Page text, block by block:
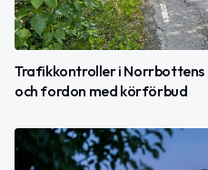
Trafikkontroller i
och fordon med körförbud